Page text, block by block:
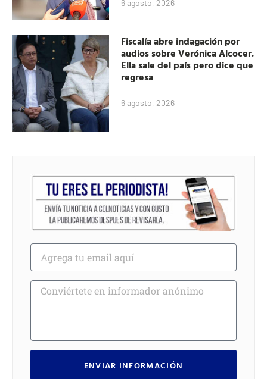
6 agosto, 2026
Fiscalía abre indagación por
audios sobre Verónica Alcocer.
Ella sale del país pero dice que
regresa
6 agosto, 2026
ENVIAR INFORMACIÓN